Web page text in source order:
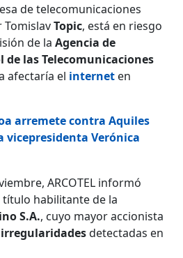
de telecomunicaciones
TomislavTopic, está en riesgo
de laAgencia de
de las Telecomunicaciones
afectaría el internet en
arremete contra Aquiles
vicepresidenta Verónica
ARCOTEL informó
habilitante de la
S.A., cuyo mayor accionista
irregularidadesdetectadas en